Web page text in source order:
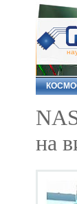
на